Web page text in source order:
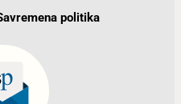
politika